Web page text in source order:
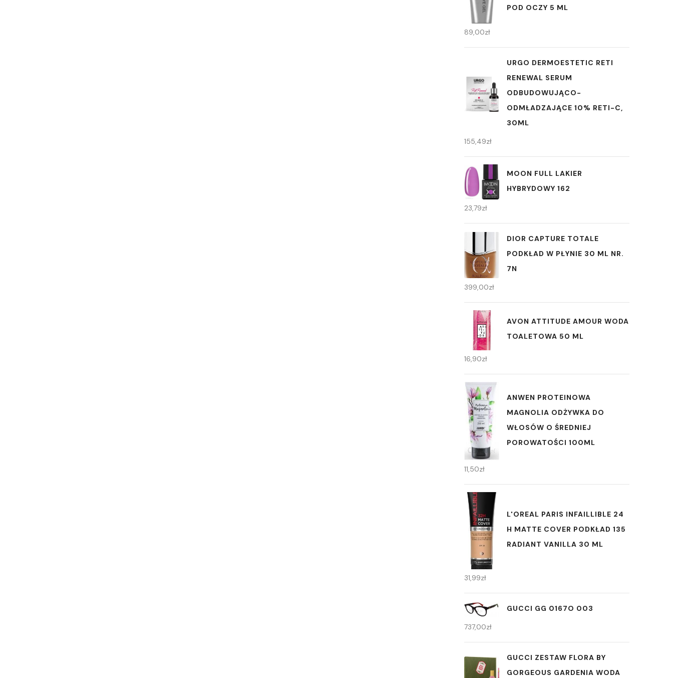
POD OCZY 5 ML
89,00zł
URGO DERMOESTETIC RETI
RENEWAL SERUM
ODBUDOWUJĄCO-
ODMŁADZAJĄCE 10% RETI-C,
30ML
155,49zł
MOON FULL LAKIER
HYBRYDOWY 162
23,79zł
DIOR CAPTURE TOTALE
PODKŁAD W PŁYNIE 30 ML NR.
7N
399,00zł
AVON ATTITUDE AMOUR WODA
TOALETOWA 50 ML
16,90zł
ANWEN PROTEINOWA
MAGNOLIA ODŻYWKA DO
WŁOSÓW O ŚREDNIEJ
POROWATOŚCI 100ML
11,50zł
L'OREAL PARIS INFAILLIBLE 24
H MATTE COVER PODKŁAD 135
RADIANT VANILLA 30 ML
31,99zł
GUCCI GG 0167O 003
737,00zł
GUCCI ZESTAW FLORA BY
GORGEOUS GARDENIA WODA